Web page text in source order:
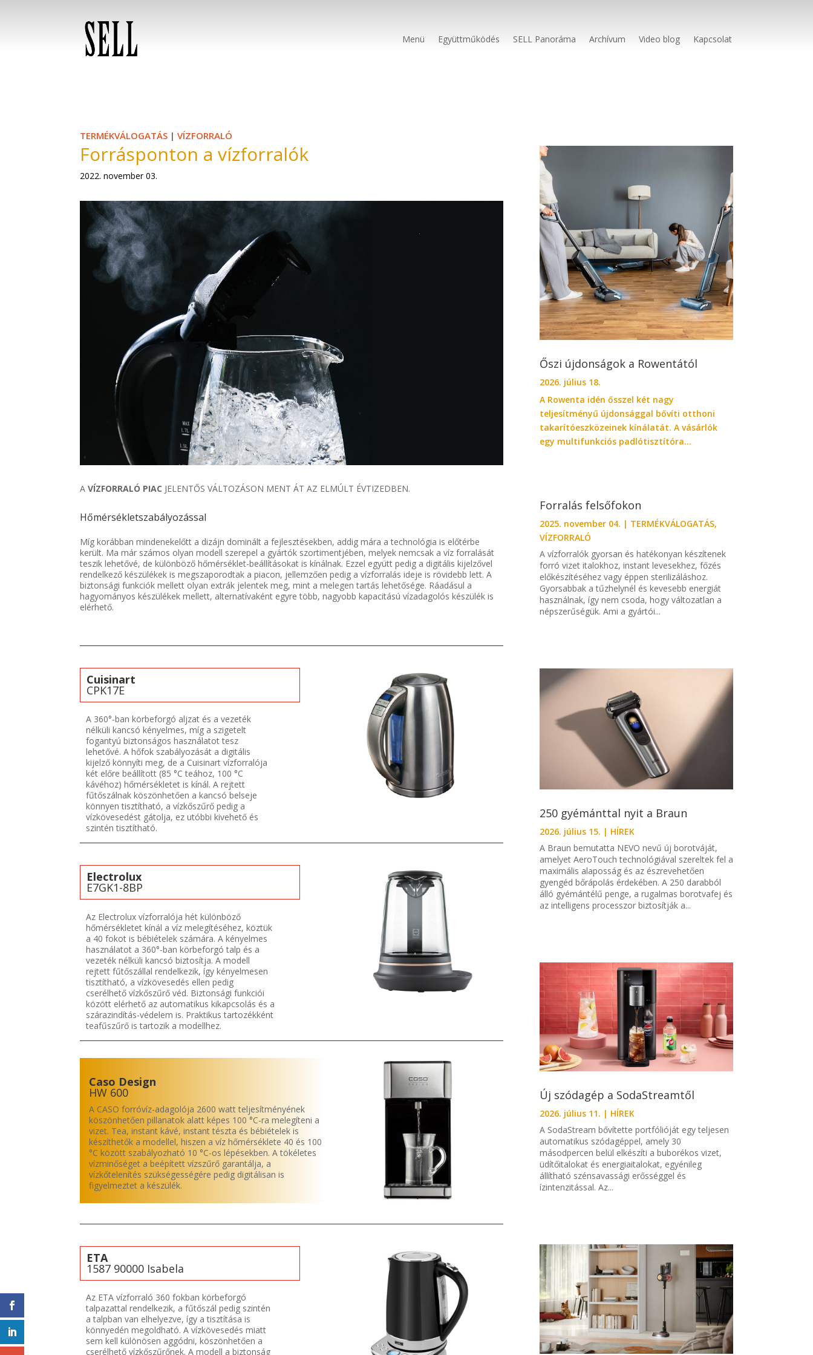
Menü Együttműködés SELL Panoráma Archívum Video blog Kapcsolat
TERMÉKVÁLOGATÁS | VÍZFORRALÓ
Forrásponton a vízforralók
2022. november 03.
A VÍZFORRALÓ PIAC JELENTŐS VÁLTOZÁSON MENT ÁT AZ ELMÚLT ÉVTIZEDBEN.
Hőmérsékletszabályozással
Míg korábban mindenekelőtt a dizájn dominált a fejlesztésekben, addig mára a technológia is előtérbe
került. Ma már számos olyan modell szerepel a gyártók szortimentjében, melyek nemcsak a víz forralását
teszik lehetővé, de különböző hőmérséklet-beállításokat is kínálnak. Ezzel együtt pedig a digitális kijelzővel
rendelkező készülékek is megszaporodtak a piacon, jellemzően pedig a vízforralás ideje is rövidebb lett. A
biztonsági funkciók mellett olyan extrák jelentek meg, mint a melegen tartás lehetősége. Ráadásul a
hagyományos készülékek mellett, alternatívaként egyre több, nagyobb kapacitású vízadagolós készülék is
elérhető.
Cuisinart
CPK17E
A 360°-ban körbeforgó aljzat és a vezeték
nélküli kancsó kényelmes, míg a szigetelt
fogantyú biztonságos használatot tesz
lehetővé. A hőfok szabályozását a digitális
kijelző könnyíti meg, de a Cuisinart vízforralója
két előre beállított (85 °C teához, 100 °C
kávéhoz) hőmérsékletet is kínál. A rejtett
fűtőszálnak köszönhetően a kancsó belseje
könnyen tisztítható, a vízkőszűrő pedig a
vízkövesedést gátolja, ez utóbbi kivehető és
szintén tisztítható.
Electrolux
E7GK1-8BP
Az Electrolux vízforralója hét különböző
hőmérsékletet kínál a víz melegítéséhez, köztük
a 40 fokot is bébiételek számára. A kényelmes
használatot a 360°-ban körbeforgó talp és a
vezeték nélküli kancsó biztosítja. A modell
rejtett fűtőszállal rendelkezik, így kényelmesen
tisztítható, a vízkövesedés ellen pedig
cserélhető vízkőszűrő véd. Biztonsági funkciói
között elérhető az automatikus kikapcsolás és a
szárazindítás-védelem is. Praktikus tartozékként
teafűszűrő is tartozik a modellhez.
Caso Design
HW 600
A CASO forróvíz-adagolója 2600 watt teljesítményének
köszönhetően pillanatok alatt képes 100 °C-ra melegíteni a
vizet. Tea, instant kávé, instant tészta és bébiételek is
készíthetők a modellel, hiszen a víz hőmérséklete 40 és 100
°C között szabályozható 10 °C-os lépésekben. A tökéletes
vízminőséget a beépített vízszűrő garantálja, a
vízkőtelenítés szükségességére pedig digitálisan is
figyelmeztet a készülék.
ETA
1587 90000 Isabela
Az ETA vízforraló 360 fokban körbeforgó
talpazattal rendelkezik, a fűtőszál pedig szintén
a talpban van elhelyezve, így a tisztítása is
könnyedén megoldható. A vízkövesedés miatt
sem kell különösen aggódni, köszönhetően a
cserélhető vízkőszűrőnek. A modell a biztonság
Őszi újdonságok a Rowentától
2026. július 18.
A Rowenta idén ősszel két nagy
teljesítményű újdonsággal bővíti otthoni
takarítóeszközeinek kínálatát. A vásárlók
egy multifunkciós padlótisztítóra...
Forralás felsőfokon
2025. november 04. | TERMÉKVÁLOGATÁS,
VÍZFORRALÓ
A vízforralók gyorsan és hatékonyan készítenek
forró vizet italokhoz, instant levesekhez, főzés
előkészítéséhez vagy éppen sterilizáláshoz.
Gyorsabbak a tűzhelynél és kevesebb energiát
használnak, így nem csoda, hogy változatlan a
népszerűségük. Ami a gyártói...
250 gyémánttal nyit a Braun
2026. július 15. | HÍREK
A Braun bemutatta NEVO nevű új borotváját,
amelyet AeroTouch technológiával szereltek fel a
maximális alaposság és az észrevehetően
gyengéd bőrápolás érdekében. A 250 darabból
álló gyémántélű penge, a rugalmas borotvafej és
az intelligens processzor biztosítják a...
Új szódagép a SodaStreamtől
2026. július 11. | HÍREK
A SodaStream bővítette portfólióját egy teljesen
automatikus szódagéppel, amely 30
másodpercen belül elkészíti a buborékos vizet,
üdítőitalokat és energiaitalokat, egyénileg
állítható szénsavassági erősséggel és
ízintenzitással. Az...